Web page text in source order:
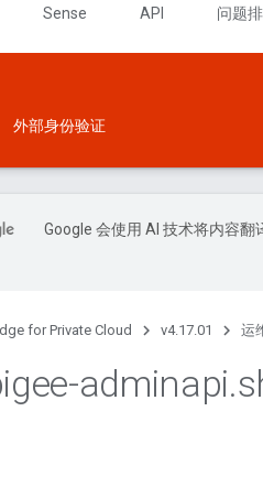
Sense API 问题
外部身份验证
Google 会使用 AI 技术将内容
for Private Cloud v4.17.01 运
adminapi.